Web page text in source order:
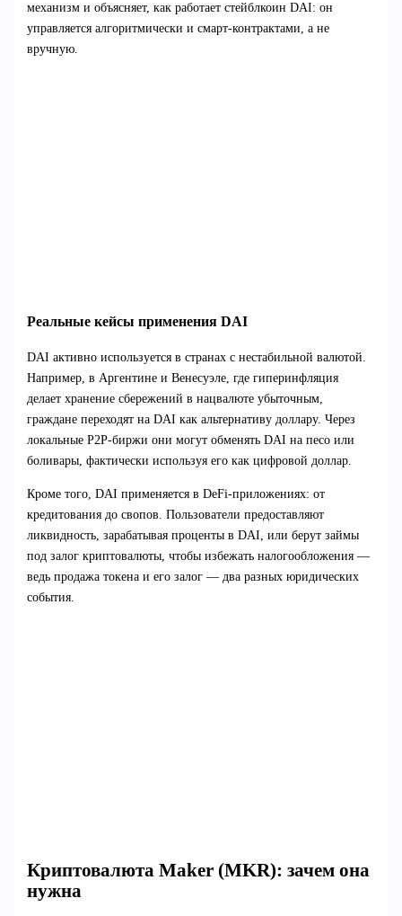
механизм и объясняет, как работает стейблкоин DAI: он
управляется алгоритмически и смарт-контрактами, а не
вручную.
Реальные кейсы применения DAI
DAI активно используется в странах с нестабильной валютой.
Например, в Аргентине и Венесуэле, где гиперинфляция
делает хранение сбережений в нацвалюте убыточным,
граждане переходят на DAI как альтернативу доллару. Через
локальные P2P-биржи они могут обменять DAI на песо или
боливары, фактически используя его как цифровой доллар.
Кроме того, DAI применяется в DeFi-приложениях: от
кредитования до свопов. Пользователи предоставляют
ликвидность, зарабатывая проценты в DAI, или берут займы
под залог криптовалюты, чтобы избежать налогообложения —
ведь продажа токена и его залог — два разных юридических
события.
Криптовалюта Maker (MKR): зачем она
нужна